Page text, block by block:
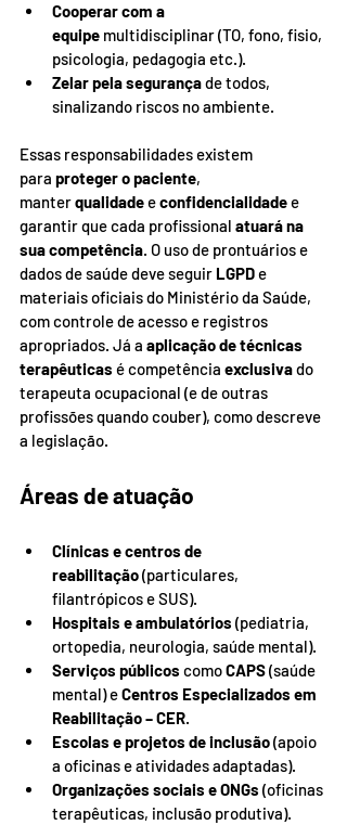
Cooperar com a
equipe multidisciplinar (TO, fono, fisio,
psicologia, pedagogia etc.).
Zelar pela segurança de todos,
sinalizando riscos no ambiente.
Essas responsabilidades existem
para proteger o paciente,
manter qualidade e confidencialidade e
garantir que cada profissional atuará na
sua competência. O uso de prontuários e
dados de saúde deve seguir LGPD e
materiais oficiais do Ministério da Saúde,
com controle de acesso e registros
apropriados. Já a aplicação de técnicas
terapêuticas é competência exclusiva do
terapeuta ocupacional (e de outras
profissões quando couber), como descreve
a legislação.
Áreas de atuação
Clínicas e centros de
reabilitação (particulares,
filantrópicos e SUS).
Hospitais e ambulatórios (pediatria,
ortopedia, neurologia, saúde mental).
Serviços públicos como CAPS (saúde
mental) e Centros Especializados em
Reabilitação – CER.
Escolas e projetos de inclusão (apoio
a oficinas e atividades adaptadas).
Organizações sociais e ONGs (oficinas
terapêuticas, inclusão produtiva).